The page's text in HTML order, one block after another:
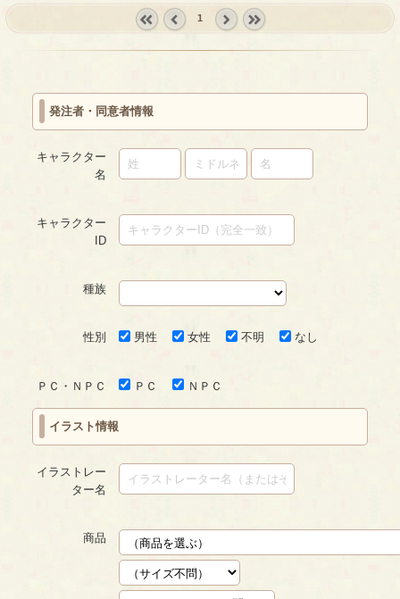
ス
ト
ジ
1
発注者・同意者情報
キャラクター
名
キャラクター
ID
種族
性別 男性 女性 不明 なし
ＰＣ・ＮＰＣ ＰＣ ＮＰＣ
イラスト情報
イラストレー
ター名
商品